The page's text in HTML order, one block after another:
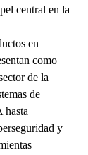
central en la
en
como
de la
de
hasta
y